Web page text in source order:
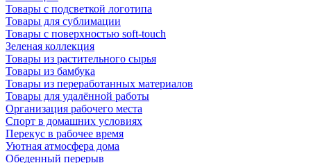
Товары с подсветкой логотипа
Товары для сублимации
Товары с поверхностью soft-touch
Зеленая коллекция
Товары из растительного сырья
Товары из бамбука
Товары из переработанных материалов
Товары для удалённой работы
Организация рабочего места
Спорт в домашних условиях
Перекус в рабочее время
Уютная атмосфера дома
Обеденный перерыв